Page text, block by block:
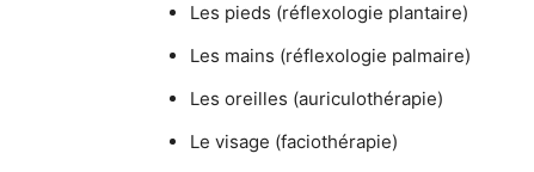
Les pieds (réflexologie plantaire)
Les mains (réflexologie palmaire)
Les oreilles (auriculothérapie)
Le visage (faciothérapie)